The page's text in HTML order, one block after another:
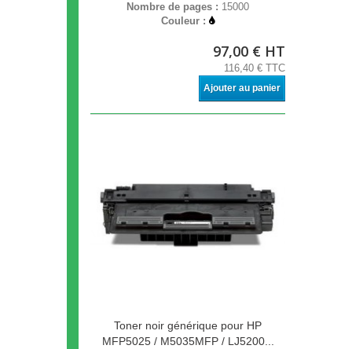
Nombre de pages : 15000
Couleur :
97,00 € HT
116,40 € TTC
Ajouter au panier
Toner noir générique pour HP
MFP5025 / M5035MFP / LJ5200...